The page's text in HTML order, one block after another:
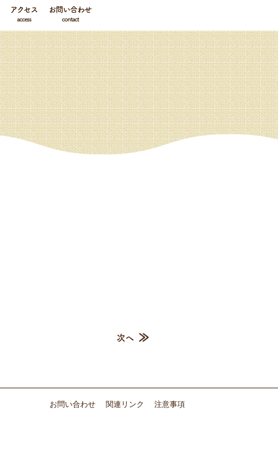
アクセス
access
お問い合わせ
contact
次へ
お問い合わせ 関連リンク 注意事項